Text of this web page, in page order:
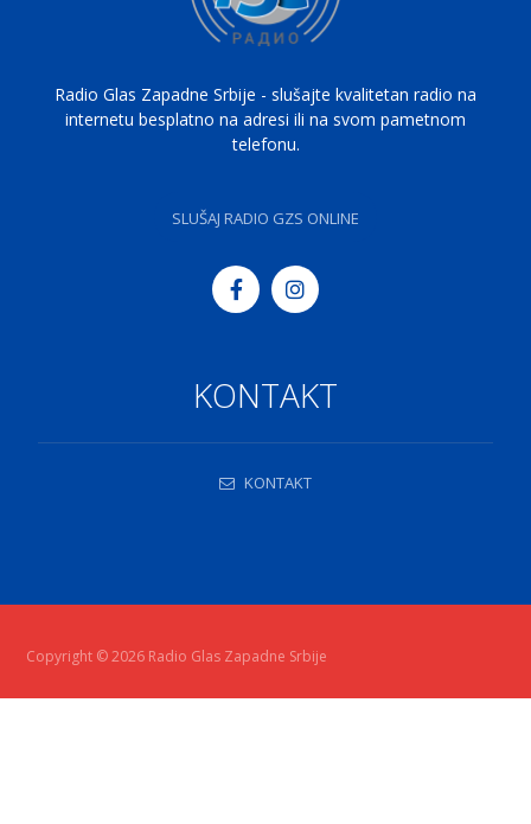
Radio Glas Zapadne Srbije - slušajte kvalitetan radio na
internetu besplatno na adresi ili na svom pametnom
telefonu.
SLUŠAJ RADIO GZS ONLINE
KONTAKT
KONTAKT
Copyright © 2026 Radio Glas Zapadne Srbije